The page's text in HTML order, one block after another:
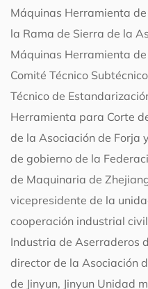
Máquinas Herramienta
la Rama de Sierra de la
Máquinas Herramienta
Comité Técnico
Técnico de
Herramienta para Corte
de la Asociación de Forja
de gobierno de la
de Maquinaria de
vicepresidente de la
cooperación industrial
Industria de Aserraderos
director de la Asociación
de Jinyun, Jinyun Unidad